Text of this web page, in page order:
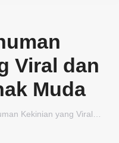
Viral dan
Muda
Kekinian yang Viral…